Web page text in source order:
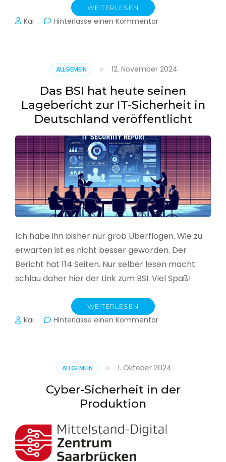
WEITERLESEN
Kai Hinterlasse einen Kommentarzu
aus
CSV
erstellen
ALLGEMEIN 12. November 2024
Das BSI hat heute seinen
Lagebericht zur IT-Sicherheit in
Deutschland veröffentlicht
Ich habe ihn bisher nur grob Überflogen. Wie zu
erwarten ist es nicht besser geworden. Der
Bericht hat 114 Seiten. Nur selber lesen macht
schlau daher hier der Link zum BSI. Viel Spaß!
WEITERLESEN
Kai Hinterlasse einen Kommentarzu
seinen
Lagebericht
zur
in
Deutschland
ALLGEMEIN 1. Oktober 2024
Cyber-Sicherheit in der
Produktion